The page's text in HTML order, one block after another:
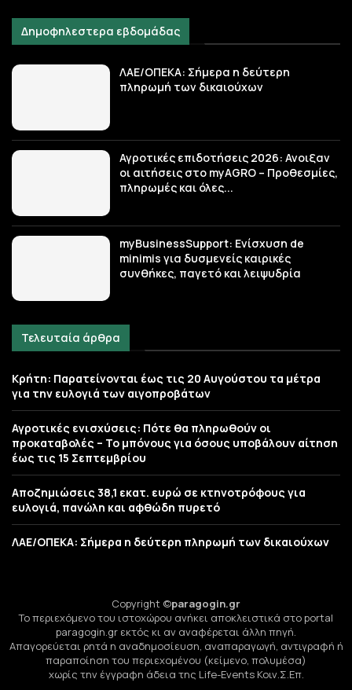
Δημοφηλεστερα εβδομάδας
ΛΑΕ/ΟΠΕΚΑ: Σήμερα η δεύτερη
πληρωμή των δικαιούχων
Αγροτικές επιδοτήσεις 2026: Ανοιξαν
οι αιτήσεις στο myAGRO – Προθεσμίες,
πληρωμές και όλες...
myBusinessSupport: Ενίσχυση de
minimis για δυσμενείς καιρικές
συνθήκες, παγετό και λειψυδρία
Τελευταία άρθρα
Κρήτη: Παρατείνονται έως τις 20 Αυγούστου τα μέτρα
για την ευλογιά των αιγοπροβάτων
Αγροτικές ενισχύσεις: Πότε θα πληρωθούν οι
προκαταβολές – Το μπόνους για όσους υποβάλουν αίτηση
έως τις 15 Σεπτεμβρίου
Αποζημιώσεις 38,1 εκατ. ευρώ σε κτηνοτρόφους για
ευλογιά, πανώλη και αφθώδη πυρετό
ΛΑΕ/ΟΠΕΚΑ: Σήμερα η δεύτερη πληρωμή των δικαιούχων
Copyright ©paragogin.gr
Το περιεχόμενο του ιστοχώρου ανήκει αποκλειστικά στο portal
paragogin.gr εκτός κι αν αναφέρεται άλλη πηγή.
Απαγορεύεται ρητά η αναδημοσίευση, αναπαραγωγή, αντιγραφή ή
παραποίηση του περιεχομένου (κείμενο, πολυμέσα)
χωρίς την έγγραφη άδεια της Life-Events Κοιν.Σ.Επ.